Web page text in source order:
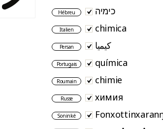
Hébreu כימיה
Italien chimica
Persan کیمیا
Portugais química
Roumain chimie
Russe химия
Soninké